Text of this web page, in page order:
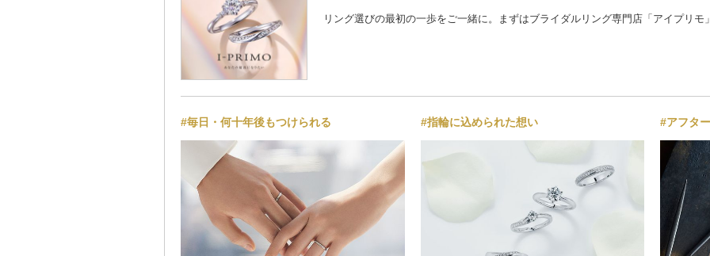
リング選びの最初の一歩をご一緒に。まずはブライダルリング専門店「アイプリモ
#毎日・何十年後もつけられる #指輪に込められた想い #アフタ